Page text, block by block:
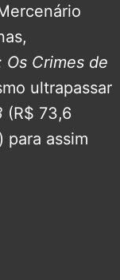
Os Crimes de
ultrapassar
(R$ 73,6
para assim